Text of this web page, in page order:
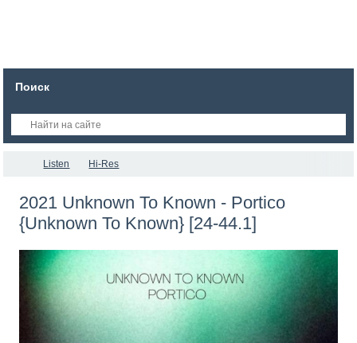
Поиск
Listen Hi-Res
2021 Unknown To Known - Portico
{Unknown To Known} [24-44.1]